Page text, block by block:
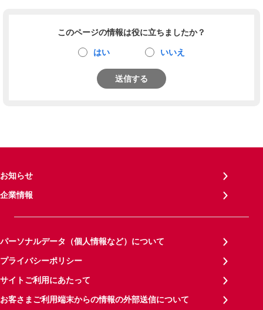
このページの情報は役に立ちましたか？
はい いいえ
送信する
お知らせ
企業情報
パーソナルデータ（個人情報など）について
プライバシーポリシー
サイトご利用にあたって
お客さまご利用端末からの情報の外部送信について